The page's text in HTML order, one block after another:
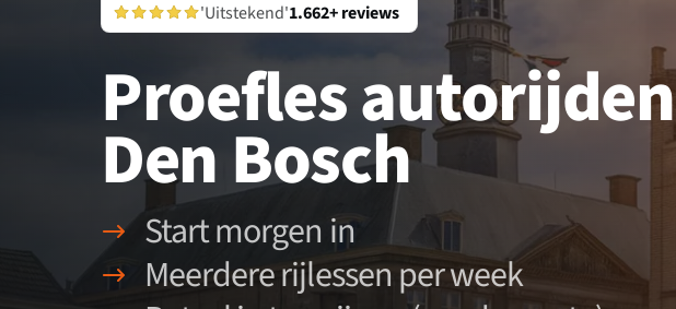
'Uitstekend'1.662+ reviews
Proefles autorijden
Den Bosch
Start morgen in
Meerdere rijlessen per week